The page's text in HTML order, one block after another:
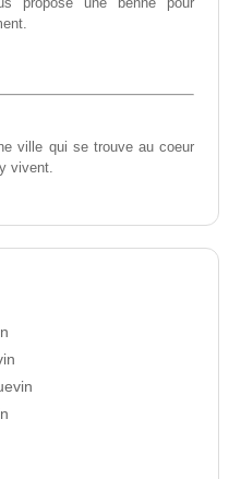
ville qui se trouve au coeur
vivent.